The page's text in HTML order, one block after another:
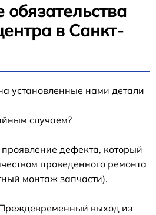
в Санкт-
установленные нами детали
случаем?
дефекта, который
проведенного ремонта
монтаж запчасти).
выход из